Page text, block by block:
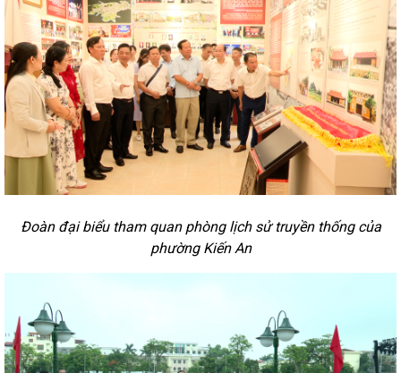
Đoàn đại biểu tham quan phòng lịch sử truyền thống của
phường Kiến An